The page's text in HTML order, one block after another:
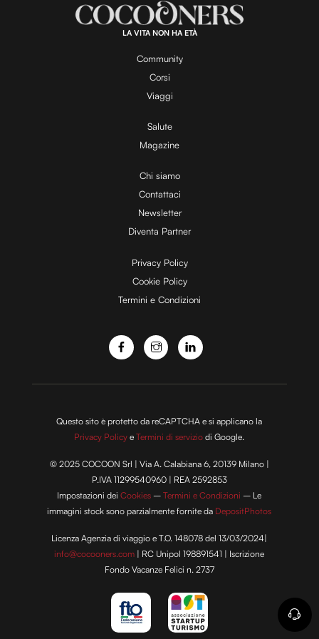
y
V
i
d
e
o
:
1
0
0
.
0
LA VITA NON HA ETÀ
Community
Corsi
Viaggi
Salute
Magazine
Chi siamo
Contattaci
Newsletter
Diventa Partner
Privacy Policy
Cookie Policy
Termini e Condizioni
Questo sito è protetto da reCAPTCHA e si applicano la
Privacy Policy eTermini di servizio di Google.
© 2025 COCOON Srl | Via A. Calabiana 6, 20139 Milano |
P.IVA 11299540960 | REA 2592853
Impostazioni deiCookies –Termini e Condizioni – Le
immagini stock sono parzialmente fornite da DepositPhotos
Licenza Agenzia di viaggio e T.O. 148078 del 13/03/2024|
info@cocooners.com | RC Unipol 198891541 | Iscrizione
Fondo Vacanze Felici n. 2737